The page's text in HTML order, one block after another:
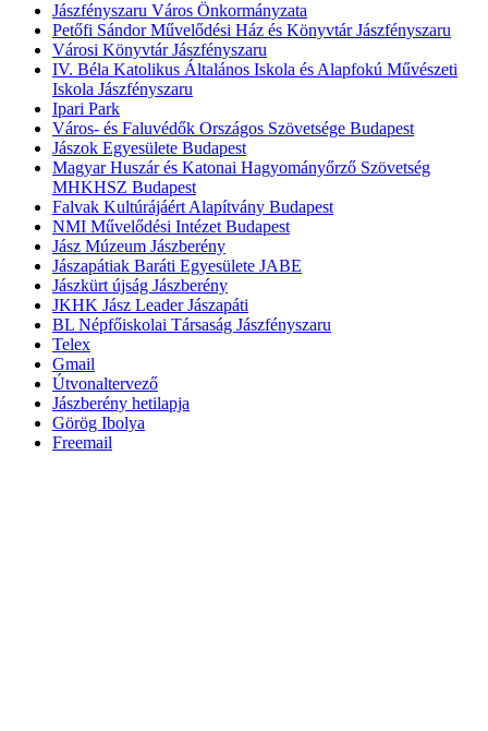
Jászfényszaru Város Önkormányzata
Petőfi Sándor Művelődési Ház és Könyvtár Jászfényszaru
Városi Könyvtár Jászfényszaru
IV. Béla Katolikus Általános Iskola és Alapfokú Művészeti
Iskola Jászfényszaru
Ipari Park
Város- és Faluvédők Országos Szövetsége Budapest
Jászok Egyesülete Budapest
Magyar Huszár és Katonai Hagyományőrző Szövetség
MHKHSZ Budapest
Falvak Kultúrájáért Alapítvány Budapest
NMI Művelődési Intézet Budapest
Jász Múzeum Jászberény
Jászapátiak Baráti Egyesülete JABE
Jászkürt újság Jászberény
JKHK Jász Leader Jászapáti
BL Népfőiskolai Társaság Jászfényszaru
Telex
Gmail
Útvonaltervező
Jászberény hetilapja
Görög Ibolya
Freemail